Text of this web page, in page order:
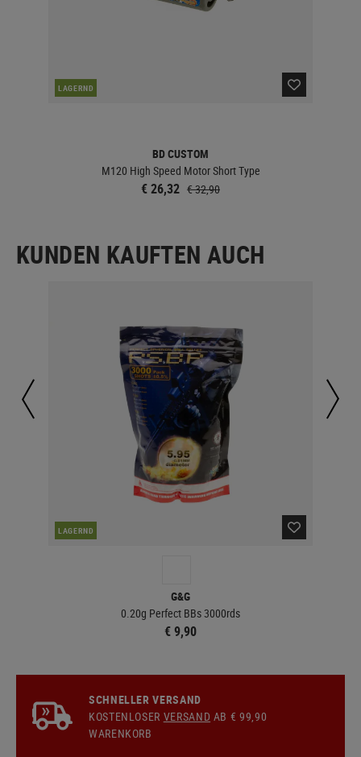
LAGERND
BD CUSTOM
M120 High Speed Motor Short Type
€ 26,32 € 32,90
KUNDEN KAUFTEN AUCH
LAGERND
G&G
0.20g Perfect BBs 3000rds
€ 9,90
SCHNELLER VERSAND
KOSTENLOSER VERSAND AB € 99,90
WARENKORB